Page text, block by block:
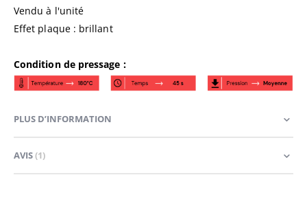
Vendu à l'unité
Effet plaque : brillant
Condition de pressage :
PLUS D’INFORMATION
AVIS 1